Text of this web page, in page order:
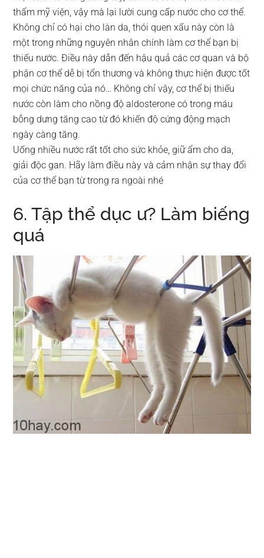
thẩm mỹ viện, vậy mà lại lười cung cấp nước cho cơ thể.
Không chỉ có hại cho làn da, thói quen xấu này còn là
một trong những nguyên nhân chính làm cơ thể bạn bị
thiếu nước. Điều này dẫn đến hậu quả các cơ quan và bộ
phận cơ thể dễ bị tổn thương và không thực hiện được tốt
mọi chức năng của nó… Không chỉ vậy, cơ thể bị thiếu
nước còn làm cho nồng độ aldosterone có trong máu
bỗng dưng tăng cao từ đó khiến độ cứng động mạch
ngày càng tăng.
Uống nhiều nước rất tốt cho sức khỏe, giữ ẩm cho da,
giải độc gan. Hãy làm điều này và cảm nhận sự thay đổi
của cơ thể bạn từ trong ra ngoài nhé
6. Tập thể dục ư? Làm biếng
quá